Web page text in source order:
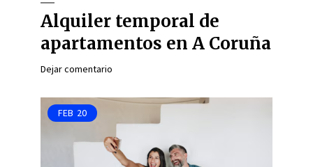
Alquiler temporal de
apartamentos en A Coruña
Dejar comentario
FEB 20